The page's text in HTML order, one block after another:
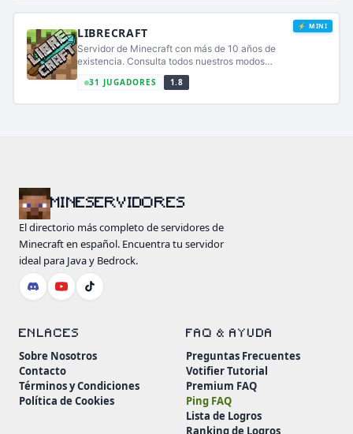
⚡ MINI
LIBRECRAFT
Servidor de Minecraft con más de 10 años de
existencia. Consulta todos nuestros modos
en https://librecraft.com/juegos
31 JUGADORES 1.8
MINESERVIDORES
El directorio más completo de servidores de
Minecraft en español. Encuentra tu servidor
ideal para Java y Bedrock.
ENLACES
Sobre Nosotros
Contacto
Términos y Condiciones
Política de Cookies
FAQ & AYUDA
Preguntas Frecuentes
Votifier Tutorial
Premium FAQ
Ping FAQ
Lista de Logros
Ranking de Logros